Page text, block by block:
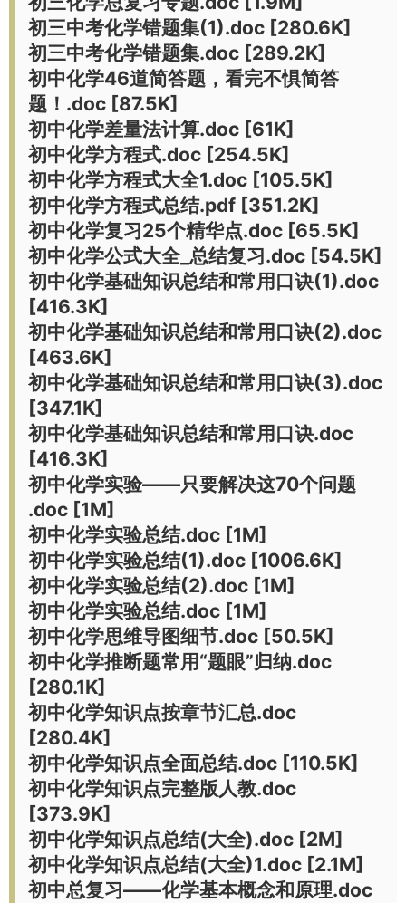
初三中考化学错题集(1).doc [280.6K]
初三中考化学错题集.doc [289.2K]
初中化学46道简答题，看完不惧简答
题！.doc [87.5K]
初中化学差量法计算.doc [61K]
初中化学方程式.doc [254.5K]
初中化学方程式大全1.doc [105.5K]
初中化学方程式总结.pdf [351.2K]
初中化学复习25个精华点.doc [65.5K]
初中化学公式大全_总结复习.doc [54.5K]
初中化学基础知识总结和常用口诀(1).doc
[416.3K]
初中化学基础知识总结和常用口诀(2).doc
[463.6K]
初中化学基础知识总结和常用口诀(3).doc
[347.1K]
初中化学基础知识总结和常用口诀.doc
[416.3K]
初中化学实验——只要解决这70个问题
.doc [1M]
初中化学实验总结.doc [1M]
初中化学实验总结(1).doc [1006.6K]
初中化学实验总结(2).doc [1M]
初中化学实验总结.doc [1M]
初中化学思维导图细节.doc [50.5K]
初中化学推断题常用“题眼”归纳.doc
[280.1K]
初中化学知识点按章节汇总.doc
[280.4K]
初中化学知识点全面总结.doc [110.5K]
初中化学知识点完整版人教.doc
[373.9K]
初中化学知识点总结(大全).doc [2M]
初中化学知识点总结(大全)1.doc [2.1M]
初中总复习——化学基本概念和原理.doc